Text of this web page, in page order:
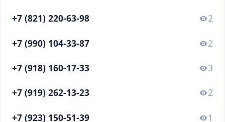
+7 (821) 220-63-98 2
+7 (990) 104-33-87 2
+7 (918) 160-17-33 3
+7 (919) 262-13-23 2
+7 (923) 150-51-39 1